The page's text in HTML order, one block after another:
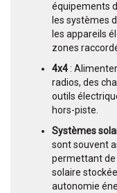
équipements
les systèmes
les appareils
zones
4x4:
radios, des
outils
hors-piste.
Systèmes
sont souvent
permettant de
solaire
autonomie